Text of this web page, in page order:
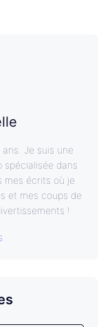
Je suis une
dans
mes écrits où je
et mes coups de
!